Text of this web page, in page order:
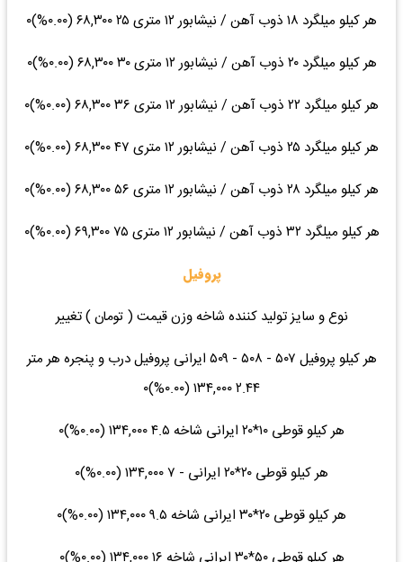
هر کیلو میلگرد ۱۸ ذوب آهن / نیشابور ۱۲ متری ۲۵ ۶۸,۳۰۰ (۰.۰۰%)۰
هر کیلو میلگرد ۲۰ ذوب آهن / نیشابور ۱۲ متری ۳۰ ۶۸,۳۰۰ (۰.۰۰%)۰
هر کیلو میلگرد ۲۲ ذوب آهن / نیشابور ۱۲ متری ۳۶ ۶۸,۳۰۰ (۰.۰۰%)۰
هر کیلو میلگرد ۲۵ ذوب آهن / نیشابور ۱۲ متری ۴۷ ۶۸,۳۰۰ (۰.۰۰%)۰
هر کیلو میلگرد ۲۸ ذوب آهن / نیشابور ۱۲ متری ۵۶ ۶۸,۳۰۰ (۰.۰۰%)۰
هر کیلو میلگرد ۳۲ ذوب آهن / نیشابور ۱۲ متری ۷۵ ۶۹,۳۰۰ (۰.۰۰%)۰
پروفیل
نوع و سایز تولید کننده شاخه وزن قیمت ( تومان ) تغییر
هر کیلو پروفیل ۵۰۷ - ۵۰۸ - ۵۰۹ ایرانی پروفیل درب و پنجره هر متر
۲.۴۴ ۱۳۴,۰۰۰ (۰.۰۰%)۰
هر کیلو قوطی ۱۰*۲۰ ایرانی شاخه ۴.۵ ۱۳۴,۰۰۰ (۰.۰۰%)۰
هر کیلو قوطی ۲۰*۲۰ ایرانی - ۷ ۱۳۴,۰۰۰ (۰.۰۰%)۰
هر کیلو قوطی ۲۰*۳۰ ایرانی شاخه ۹.۵ ۱۳۴,۰۰۰ (۰.۰۰%)۰